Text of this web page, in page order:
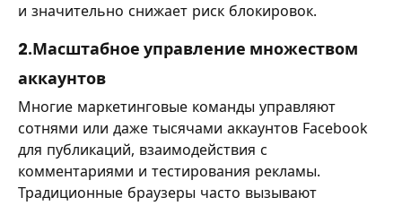
и значительно снижает риск блокировок.
2.Масштабное управление множеством
аккаунтов
Многие маркетинговые команды управляют
сотнями или даже тысячами аккаунтов Facebook
для публикаций, взаимодействия с
комментариями и тестирования рекламы.
Традиционные браузеры часто вызывают